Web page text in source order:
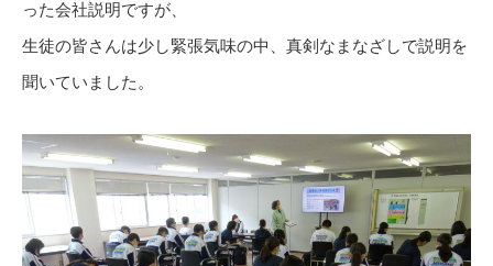
った会社説明ですが、
生徒の皆さんは少し緊張気味の中、真剣なまなざしで説明を
聞いていました。